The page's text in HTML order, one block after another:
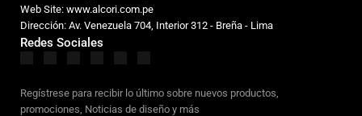
Web Site: www.alcori.com.pe
Dirección: Av. Venezuela 704, Interior 312 - Breña - Lima
Redes Sociales
Regístrese para recibir lo último sobre nuevos productos,
promociones, Noticias de diseño y más